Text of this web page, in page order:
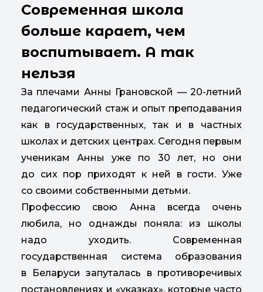
Современная школа
больше карает, чем
воспитывает. А так
нельзя
За плечами Анны Грановской — 20-летний
педагогический стаж и опыт преподавания
как в государственных, так и в частных
школах и детских центрах. Сегодня первым
ученикам Анны уже по 30 лет, но они
до сих пор приходят к ней в гости. Уже
со своими собственными детьми.
Профессию свою Анна всегда очень
любила, но однажды поняла: из школы
надо уходить. Современная
государственная система образования
в Беларуси запуталась в противоречивых
постановлениях и «указках», которые часто